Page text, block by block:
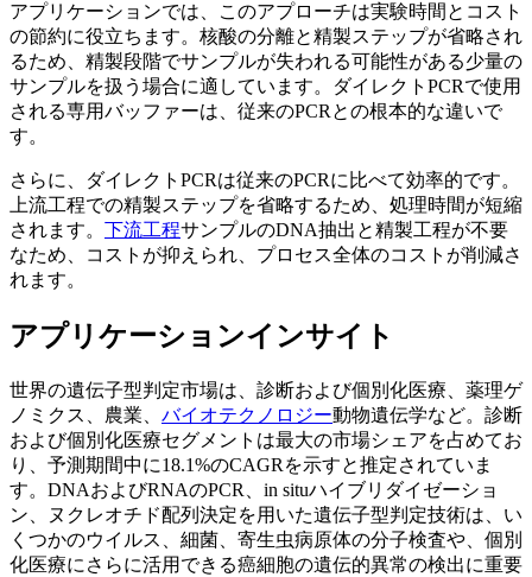
アプリケーションでは、このアプローチは実験時間とコスト
の節約に役立ちます。核酸の分離と精製ステップが省略され
るため、精製段階でサンプルが失われる可能性がある少量の
サンプルを扱う場合に適しています。ダイレクトPCRで使用
される専用バッファーは、従来のPCRとの根本的な違いで
す。
さらに、ダイレクトPCRは従来のPCRに比べて効率的です。
上流工程での精製ステップを省略するため、処理時間が短縮
されます。 下流工程サンプルのDNA抽出と精製工程が不要
なため、コストが抑えられ、プロセス全体のコストが削減さ
れます。
アプリケーションインサイト
世界の遺伝子型判定市場は、診断および個別化医療、薬理ゲ
ノミクス、農業、 バイオテクノロジー動物遺伝学など。診断
および個別化医療セグメントは最大の市場シェアを占めてお
り、予測期間中に18.1%のCAGRを示すと推定されていま
す。DNAおよびRNAのPCR、in situハイブリダイゼーショ
ン、ヌクレオチド配列決定を用いた遺伝子型判定技術は、い
くつかのウイルス、細菌、寄生虫病原体の分子検査や、個別
化医療にさらに活用できる癌細胞の遺伝的異常の検出に重要